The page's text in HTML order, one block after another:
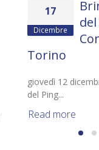
17
Dicembre
Torino
giovedì 12
del Ping...
Read more